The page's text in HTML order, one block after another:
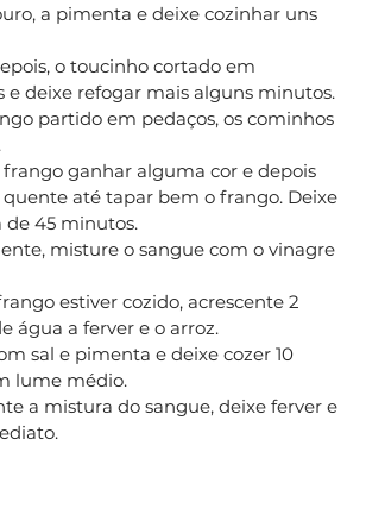
a pimenta e deixe cozinhar uns
o toucinho cortado em
e deixe refogar mais alguns minutos.
partido em pedaços, os cominhos
frango ganhar alguma cor e depois
até tapar bem o frango. Deixe
de 45 minutos.
misture o sangue com o vinagre
estiver cozido, acrescente 2
água a ferver e o arroz.
sal e pimenta e deixe cozer 10
lume médio.
a mistura do sangue, deixe ferver e